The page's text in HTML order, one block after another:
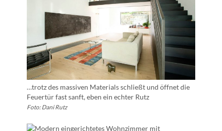
…trotz des massiven Materials schließt und öffnet die
Feuertür fast sanft, eben ein echter Rutz
Foto: Dani Rutz